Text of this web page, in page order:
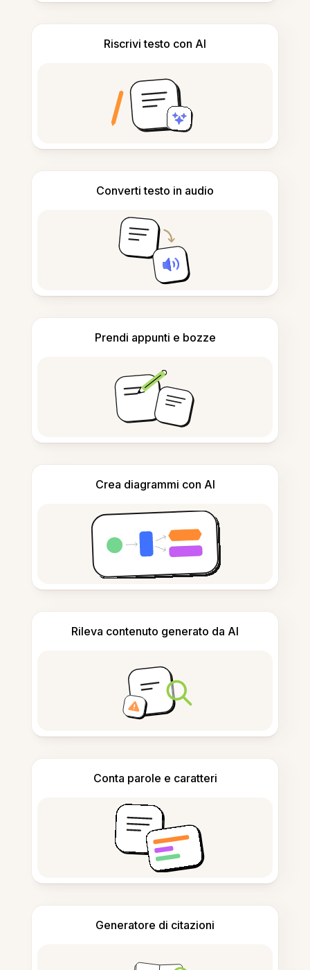
Riscrivi testo con AI
Converti testo in audio
Prendi appunti e bozze
Crea diagrammi con AI
Rileva contenuto generato da AI
Conta parole e caratteri
Generatore di citazioni